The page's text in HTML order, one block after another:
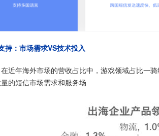
持：市场需求VS技术投入
近年海外市场的营收占比中，游戏领域占比一
的短信市场需求和服务场